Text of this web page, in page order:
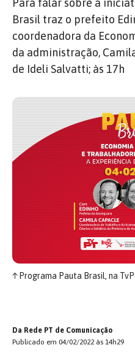
Para falar sobre a
Brasil traz o prefeito
coordenadora da
da administração,
de Ideli Salvatti; às 17h
↑Programa Pauta Brasil, na
Da Rede PT de Comunicação
Publicado em 04/02/2022 às 14h29